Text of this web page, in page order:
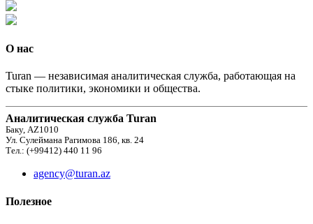
О нас
Turan — независимая аналитическая служба, работающая на
стыке политики, экономики и общества.
Аналитическая служба Turan
Баку, AZ1010
Ул. Сулеймана Рагимова 186, кв. 24
Тел.: (+99412) 440 11 96
agency@turan.az
Полезное